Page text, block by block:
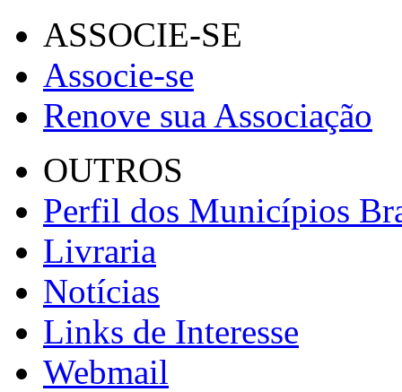
ASSOCIE-SE
Associe-se
Renove sua Associação
OUTROS
Perfil dos Municípios
Livraria
Notícias
Links de Interesse
Webmail